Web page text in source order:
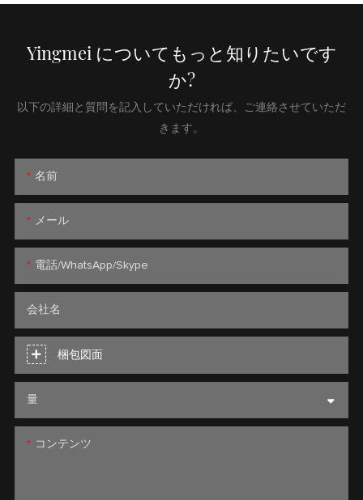
Yingmei についてもっと知りたいです
か?
以下の詳細と質問を記入していただければ、ご連絡させていただ
きます。
名前
メール
電話/WhatsApp/Skype
会社名
梱包図面
量
コンテンツ